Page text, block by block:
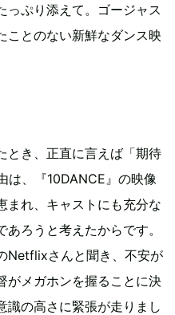
っぷり添えて。ゴージャス
ことのない新鮮なダンス映
とき、正直に言えば「期待
は、『10DANCE』の映像
まれ、キャストにも充分な
ろうと考えたからです。
Netflixさんと聞き、不安が
がメガホンを握ることに決
識の高さに緊張が走りまし